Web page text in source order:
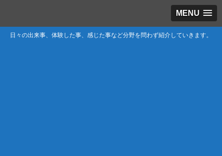
MENU
日々の出来事、体験した事、感じた事など分野を問わず紹介していきます。